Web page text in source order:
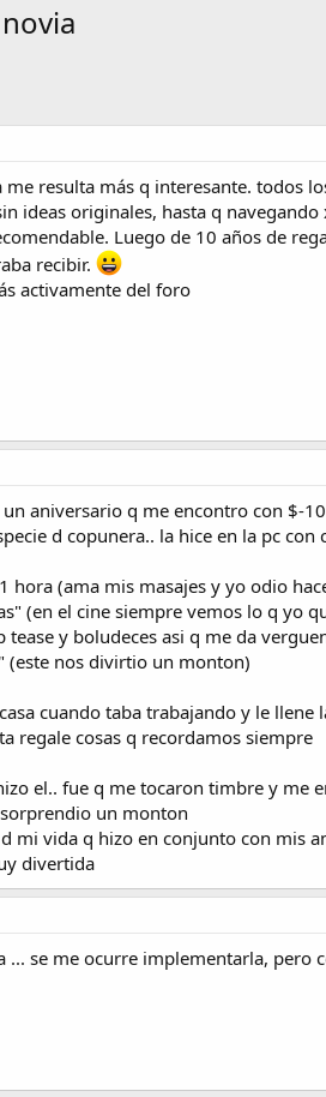
resulta más q interesante. todos
ideas originales, hasta q
Luego de 10 años de
recibir.
activamente del foro
aniversario q me encontro con $-
d copunera.. la hice en la pc
hora (ama mis masajes y yo odio
(en el cine siempre vemos lo q yo
y boludeces asi q me da
(este nos divirtio un monton)
cuando taba trabajando y le
regale cosas q recordamos siempre
el.. fue q me tocaron timbre y
un monton
mi vida q hizo en conjunto con mis
divertida
... se me ocurre implementarla, pero